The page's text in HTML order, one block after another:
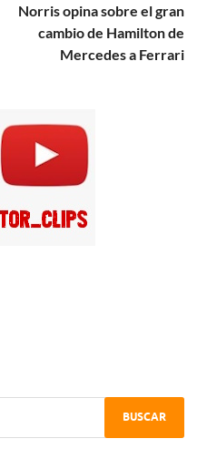
Norris opina sobre el gran
cambio de Hamilton de
Mercedes a Ferrari